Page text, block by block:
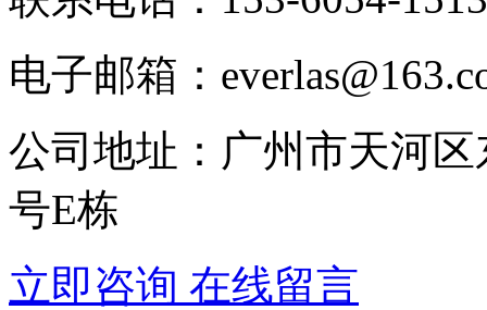
电子邮箱：
公司地址：广州市天河
号E栋
立即咨询 在线留言